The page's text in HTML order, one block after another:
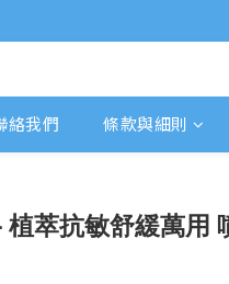
絡我們 條款與細則
萃抗敏舒緩萬用